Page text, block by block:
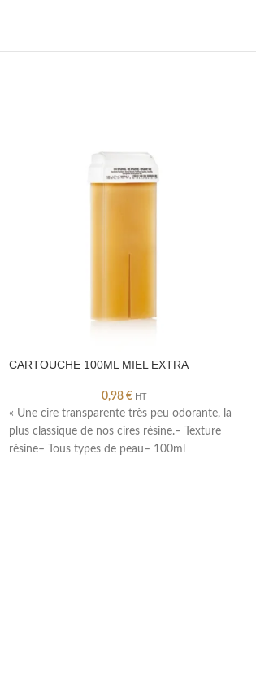
CARTOUCHE 100ML MIEL EXTRA
0,98€ HT
« Une cire transparente très peu odorante, la
plus classique de nos cires résine.– Texture
résine– Tous types de peau– 100ml